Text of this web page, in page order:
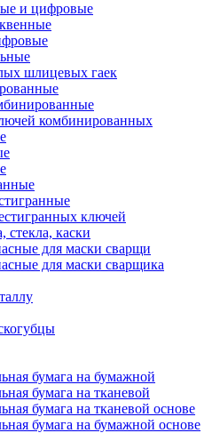
и цифровые
шлицевых гаек
комбинированных
ключей
каски
для маски сварщи
для маски сварщика
бумага на бумажной
бумага на тканевой
бумага на тканевой основе
бумага на бумажной основе